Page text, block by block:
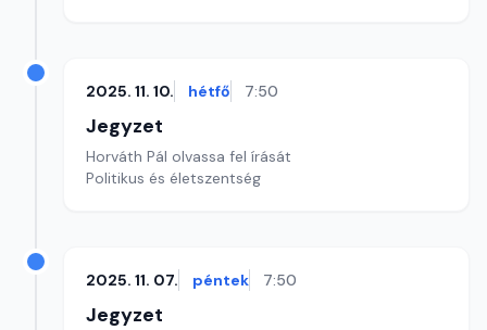
2025. 11. 10. hétfő 7:50
Jegyzet
Horváth Pál olvassa fel írását
Politikus és életszentség
2025. 11. 07. péntek 7:50
Jegyzet